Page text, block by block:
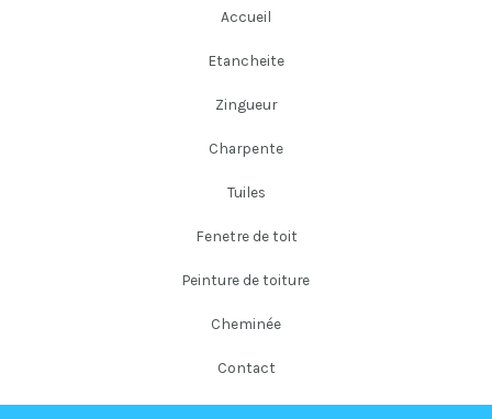
Accueil
Etancheite
Zingueur
Charpente
Tuiles
Fenetre de toit
Peinture de toiture
Cheminée
Contact